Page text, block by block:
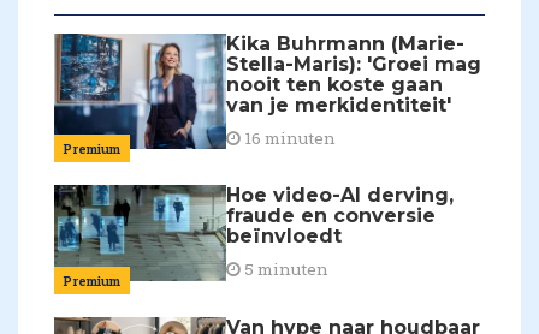
Premium
Kika Buhrmann (Marie-
Stella-Maris): 'Groei mag
nooit ten koste gaan
van je merkidentiteit'
16 minuten
Premium
Hoe video-AI derving,
fraude en conversie
beïnvloedt
5 minuten
Van hype naar houdbaar